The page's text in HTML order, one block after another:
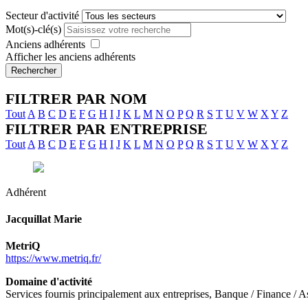
Secteur d'activité
Mot(s)-clé(s)
Anciens adhérents
Afficher les anciens adhérents
Rechercher
FILTRER PAR NOM
Tout A B C D E F G H I J K L M N O P Q R S T U V W X Y Z
FILTRER PAR ENTREPRISE
Tout A B C D E F G H I J K L M N O P Q R S T U V W X Y Z
Adhérent
Jacquillat Marie
MetriQ
https://www.metriq.fr/
Domaine d'activité
Services fournis principalement aux entreprises, Banque / Finance /